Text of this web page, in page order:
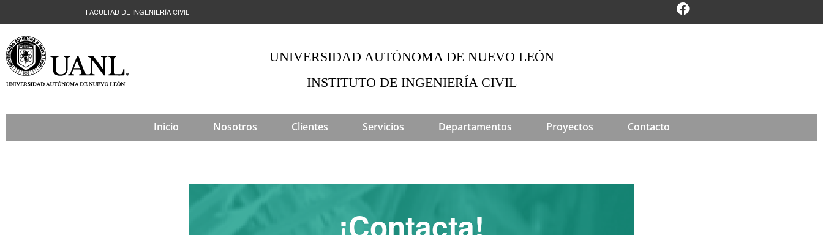
FACULTAD DE INGENIERÍA CIVIL
UNIVERSIDAD AUTÓNOMA DE NUEVO LEÓN
INSTITUTO DE INGENIERÍA CIVIL
Inicio Nosotros Clientes Servicios Departamentos Proyectos Contacto
¡Contacta!